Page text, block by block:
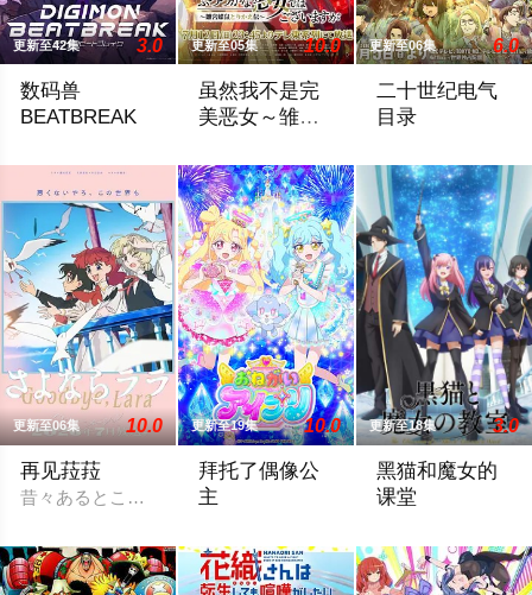
更新至42集 3.0
数码兽
BEATBREAK
更新至05集 10.0
虽然我不是完
美恶女～雏宫
更新至06集 6.0
二十世纪电气
目录
更新至06集 10.0
再见菈菈
昔々あるところに、ララという人魚のプリンセスがおりまし
更新至19集 10.0
拜托了偶像公
主
更新至18集 3.0
黑猫和魔女的
课堂